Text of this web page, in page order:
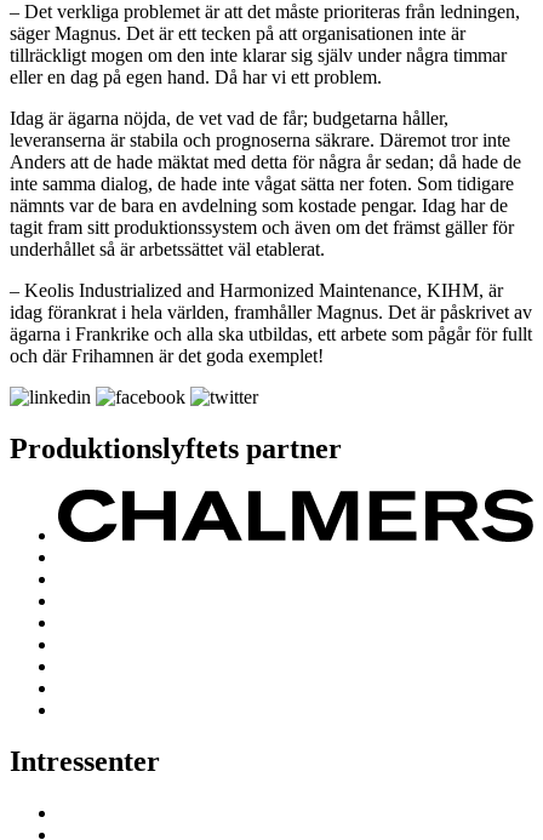
– Det verkliga problemet är att det måste prioriteras från ledningen,
säger Magnus. Det är ett tecken på att organisationen inte är
tillräckligt mogen om den inte klarar sig själv under några timmar
eller en dag på egen hand. Då har vi ett problem.
Idag är ägarna nöjda, de vet vad de får; budgetarna håller,
leveranserna är stabila och prognoserna säkrare. Däremot tror inte
Anders att de hade mäktat med detta för några år sedan; då hade de
inte samma dialog, de hade inte vågat sätta ner foten. Som tidigare
nämnts var de bara en avdelning som kostade pengar. Idag har de
tagit fram sitt produktionssystem och även om det främst gäller för
underhållet så är arbetssättet väl etablerat.
– Keolis Industrialized and Harmonized Maintenance, KIHM, är
idag förankrat i hela världen, framhåller Magnus. Det är påskrivet av
ägarna i Frankrike och alla ska utbildas, ett arbete som pågår för fullt
och där Frihamnen är det goda exemplet!
Produktionslyftets partner
Intressenter